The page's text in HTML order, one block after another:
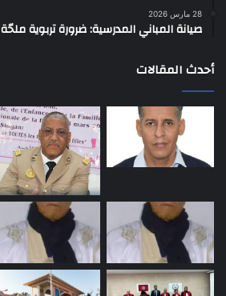
28 مارس 2026
صيانة المباني المدرسية: ضرورة تربوية ملحّة
أحدث المقالات